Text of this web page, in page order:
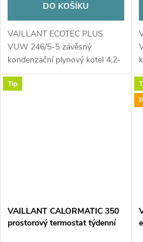
DO KOŠÍKU
VAILLANT ECOTEC PLUS
VUW 246/5-5 závěsný
kondenzační plynový kotel 4,2-
21,2kW, odtah spalin...
Tip
VAILLANT CALORMATIC 350
prostorový termostat týdenní